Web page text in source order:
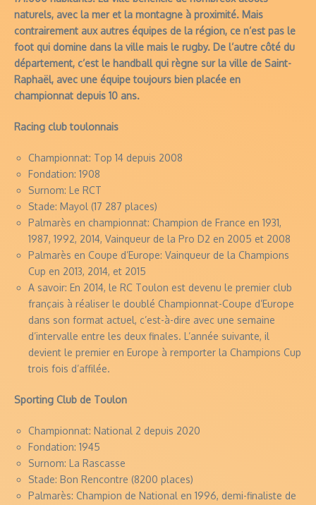
naturels, avec la mer et la montagne à proximité. Mais
contrairement aux autres équipes de la région, ce n’est pas le
foot qui domine dans la ville mais le rugby. De l’autre côté du
département, c’est le handball qui règne sur la ville de Saint-
Raphaël, avec une équipe toujours bien placée en
championnat depuis 10 ans.
Racing club toulonnais
Championnat: Top 14 depuis 2008
Fondation: 1908
Surnom: Le RCT
Stade: Mayol (17 287 places)
Palmarès en championnat: Champion de France en 1931,
1987, 1992, 2014, Vainqueur de la Pro D2 en 2005 et 2008
Palmarès en Coupe d’Europe: Vainqueur de la Champions
Cup en 2013, 2014, et 2015
A savoir: En 2014, le RC Toulon est devenu le premier club
français à réaliser le doublé Championnat-Coupe d’Europe
dans son format actuel, c’est-à-dire avec une semaine
d’intervalle entre les deux finales. L’année suivante, il
devient le premier en Europe à remporter la Champions Cup
trois fois d’affilée.
Sporting Club de Toulon
Championnat: National 2 depuis 2020
Fondation: 1945
Surnom: La Rascasse
Stade: Bon Rencontre (8200 places)
Palmarès: Champion de National en 1996, demi-finaliste de